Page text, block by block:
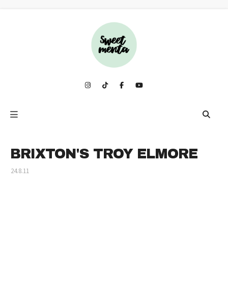
BRIXTON'S TROY ELMORE
24.8.11